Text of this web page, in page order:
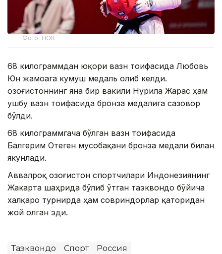
Фото: НОК
68 килограммдан юқори вазн тоифасида Любовь
Юн жамоага кумуш медаль олиб келди.
Қозоғистоннинг яна бир вакили Нурила Жарас ҳам
ушбу вазн тоифасида бронза медалига сазовор
бўлди.
68 килограммгача бўлган вазн тоифасида
Балгерим Отеген мусобақани бронза медали билан
якунлади.
Аввалроқ Қозоғистон спортчилари Индонезиянинг
Жакарта шаҳрида бўлиб ўтган таэквондо бўйича
халқаро турнирда ҳам совриндорлар қаторидан
жой олган эди.
Таэквондо Спорт Россия